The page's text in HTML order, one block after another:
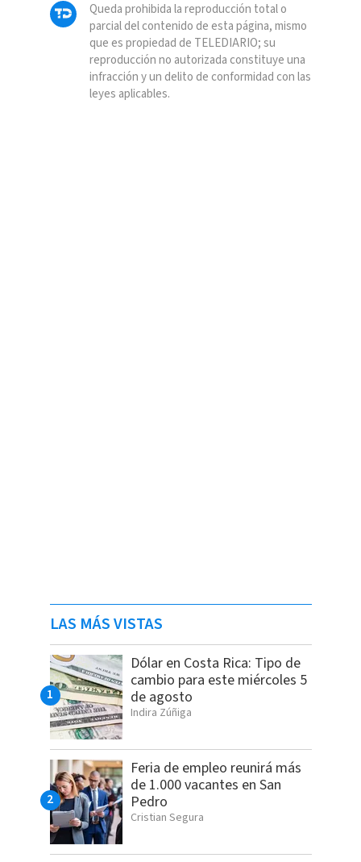
Queda prohibida la reproducción total o
parcial del contenido de esta página, mismo
que es propiedad de TELEDIARIO; su
reproducción no autorizada constituye una
infracción y un delito de conformidad con las
leyes aplicables.
LAS MÁS VISTAS
Dólar en Costa Rica: Tipo de
cambio para este miércoles 5
de agosto
Indira Zúñiga
Feria de empleo reunirá más
de 1.000 vacantes en San
Pedro
Cristian Segura